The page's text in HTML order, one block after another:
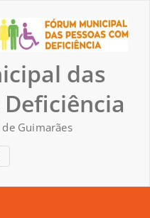
das
Guimarães
NAVIGATION